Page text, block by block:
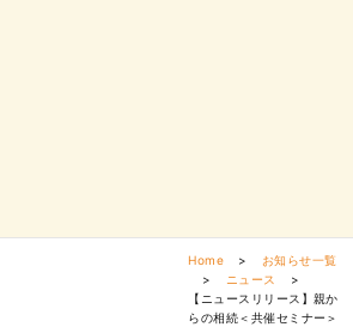
Home >
お知らせ一覧
>
ニュース
>
【ニュースリリース】親か
らの相続＜共催セミナー＞